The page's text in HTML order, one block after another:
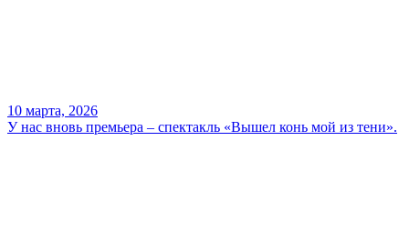
10 марта, 2026
У нас вновь премьера – спектакль «Вышел конь мой из тени».